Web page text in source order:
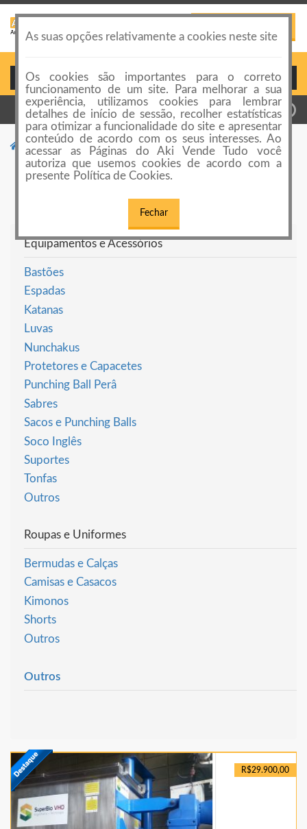
navigation
Login ou Cadastro
Categorias de anúncios Artes Marciais e Boxe
Artes Marciais e Boxe
Equipamentos e Acessórios
Bastões
Espadas
Katanas
Luvas
Nunchakus
Protetores e Capacetes
Punching Ball Perâ
Sabres
Sacos e Punching Balls
Soco Inglês
Suportes
Tonfas
Outros
Roupas e Uniformes
Bermudas e Calças
Camisas e Casacos
Kimonos
Shorts
Outros
Outros
R$29.900,00
As suas opções relativamente a cookies neste site
Os cookies são importantes para o correto
funcionamento de um site. Para melhorar a sua
experiência, utilizamos cookies para lembrar
detalhes de início de sessão, recolher estatísticas
para otimizar a funcionalidade do site e apresentar
conteúdo de acordo com os seus interesses. Ao
acessar as Páginas do Aki Vende Tudo você
autoriza que usemos cookies de acordo com a
presente Política de Cookies.
Fechar